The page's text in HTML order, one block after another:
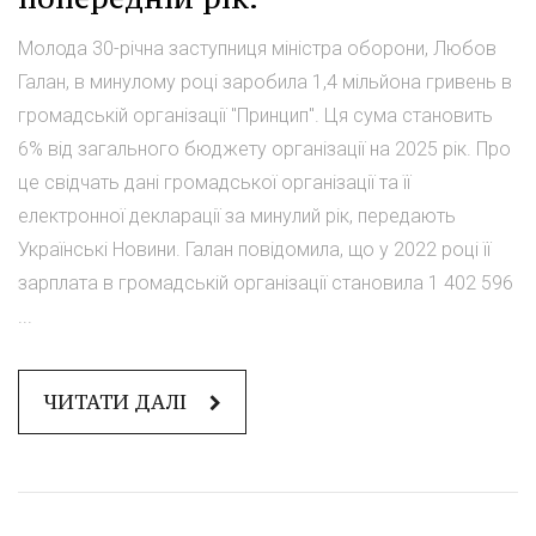
Молода 30-річна заступниця міністра оборони, Любов
Галан, в минулому році заробила 1,4 мільйона гривень в
громадській організації "Принцип". Ця сума становить
6% від загального бюджету організації на 2025 рік. Про
це свідчать дані громадської організації та її
електронної декларації за минулий рік, передають
Українські Новини. Галан повідомила, що у 2022 році її
зарплата в громадській організації становила 1 402 596
...
ЧИТАТИ ДАЛІ